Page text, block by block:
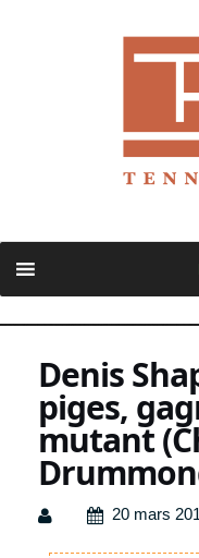
content
Denis
piges,
mutant
20 mars